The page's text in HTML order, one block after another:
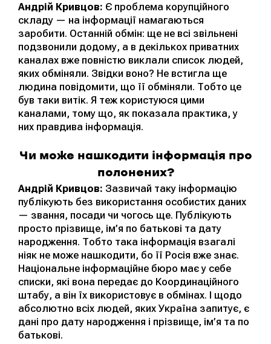
Андрій Кривцов: Є проблема корупційного
складу — на інформації намагаються
заробити. Останній обмін: ще не всі звільнені
подзвонили додому, а в декількох приватних
каналах вже повністю виклали список людей,
яких обміняли. Звідки воно? Не встигла ще
людина повідомити, що її обміняли. Тобто це
був таки витік. Я теж користуюся цими
каналами, тому що, як показала практика, у
них правдива інформація.
Чи може нашкодити інформація про
полонених?
Андрій Кривцов: Зазвичай таку інформацію
публікують без використання особистих даних
— звання, посади чи чогось ще. Публікують
просто прізвище, ім’я по батькові та дату
народження. Тобто така інформація взагалі
ніяк не може нашкодити, бо її Росія вже знає.
Національне інформаційне бюро має у себе
списки, які вона передає до Координаційного
штабу, а він їх використовує в обмінах. І щодо
абсолютно всіх людей, яких Україна запитує, є
дані про дату народження і прізвище, ім’я та по
батькові.